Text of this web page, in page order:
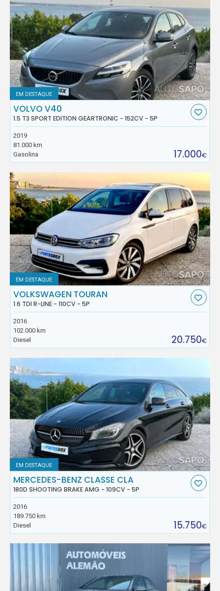
EM DESTAQUE
VOLVO V40
1.5 T3 SPORT EDITION GEARTRONIC - 152CV - 5P
2019
81.000 km
Gasolina
17.000€
EM DESTAQUE
VOLKSWAGEN TOURAN
1.6 TDI R-LINE - 110CV - 5P
2016
102.000 km
Diesel
20.750€
EM DESTAQUE
MERCEDES-BENZ CLASSE CLA
180D SHOOTING BRAKE AMG - 109CV - 5P
2016
189.750 km
Diesel
15.750€